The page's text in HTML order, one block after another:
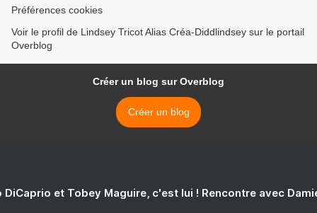
Préférences cookies
Voir le profil de Lindsey Tricot Alias Créa-Diddlindsey sur le portail
Overblog
Créer un blog sur Overblog
Créer un blog
DiCaprio et Tobey Maguire, c'est lui ! Rencontre avec